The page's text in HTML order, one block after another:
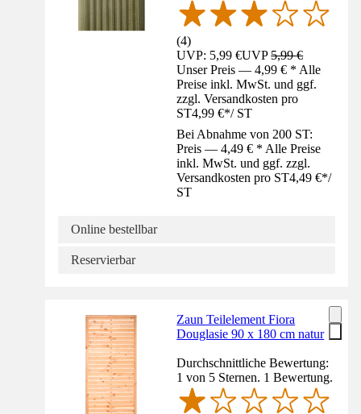
(4)
UVP: 5,99 €UVP5,99 €
Unser Preis — 4,99 € * Alle
Preise inkl. MwSt. und ggf.
zzgl. Versandkosten pro
ST4,99 €*/ ST
Bei Abnahme von 200 ST:
Preis — 4,49 € * Alle Preise
inkl. MwSt. und ggf. zzgl.
Versandkosten pro ST4,49 €*/
ST
Online bestellbar
Reservierbar
Zaun Teilelement Fiora
Douglasie 90 x 180 cm natur
Durchschnittliche Bewertung:
1 von 5 Sternen. 1 Bewertung.